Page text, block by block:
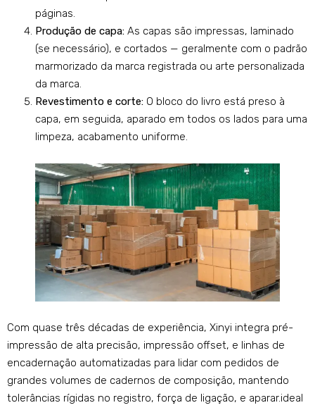
páginas.
Produção de capa: As capas são impressas, laminado
(se necessário), e cortados — geralmente com o padrão
marmorizado da marca registrada ou arte personalizada
da marca.
Revestimento e corte: O bloco do livro está preso à
capa, em seguida, aparado em todos os lados para uma
limpeza, acabamento uniforme.
Com quase três décadas de experiência, Xinyi integra pré-
impressão de alta precisão, impressão offset, e linhas de
encadernação automatizadas para lidar com pedidos de
grandes volumes de cadernos de composição, mantendo
tolerâncias rígidas no registro, força de ligação, e aparar.ideal